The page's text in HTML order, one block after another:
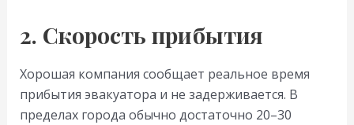
2. Скорость прибытия
Хорошая компания сообщает реальное время
прибытия эвакуатора и не задерживается. В
пределах города обычно достаточно 20–30